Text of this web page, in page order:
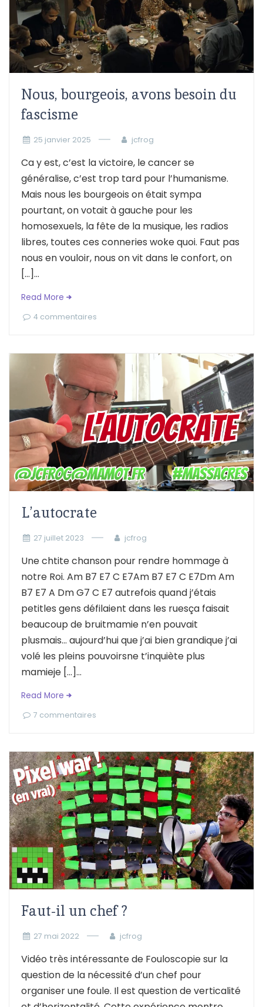
Nous, bourgeois, avons besoin du
fascisme
25 janvier 2025 jcfrog
Ca y est, c’est la victoire, le cancer se
généralise, c’est trop tard pour l’humanisme.
Mais nous les bourgeois on était sympa
pourtant, on votait à gauche pour les
homosexuels, la fête de la musique, les radios
libres, toutes ces conneries woke quoi. Faut pas
nous en vouloir, nous on vit dans le confort, on
[…]...
Read More
4 commentaires
L’autocrate
27 juillet 2023 jcfrog
Une chtite chanson pour rendre hommage à
notre Roi. Am B7 E7 C E7Am B7 E7 C E7Dm Am
B7 E7 A Dm G7 C E7 autrefois quand j’étais
petitles gens défilaient dans les ruesça faisait
beaucoup de bruitmamie n’en pouvait
plusmais… aujourd’hui que j’ai bien grandique j’ai
volé les pleins pouvoirsne t’inquiète plus
mamieje […]...
Read More
7 commentaires
Faut-il un chef ?
27 mai 2022 jcfrog
Vidéo très intéressante de Fouloscopie sur la
question de la nécessité d’un chef pour
organiser une foule. Il est question de verticalité